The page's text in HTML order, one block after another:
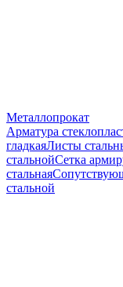
Металлопрокат
Арматура
гладкаяЛисты
стальнойСетка
стальная
стальной